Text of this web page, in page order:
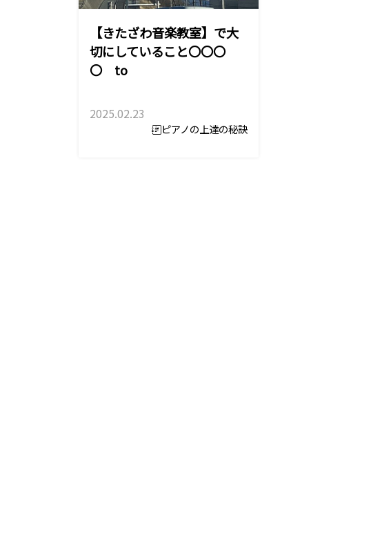
【きたざわ音楽教室】で大
切にしていること〇〇〇
〇 to
2025.02.23
ピアノの上達の秘訣